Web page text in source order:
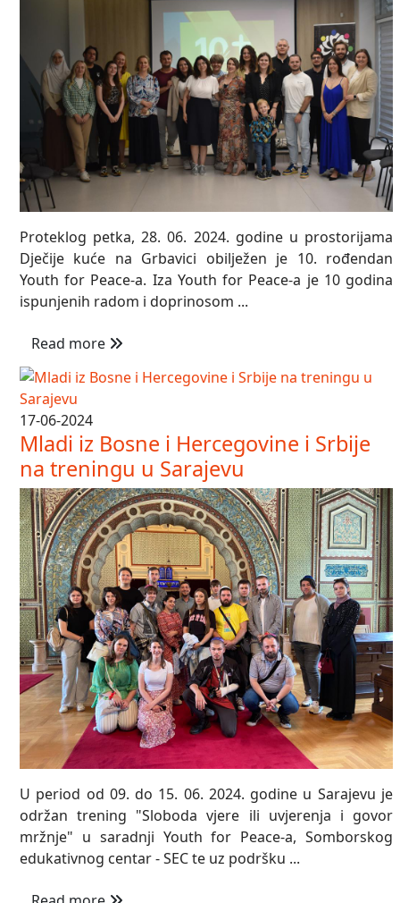
Proteklog petka, 28. 06. 2024. godine u prostorijama
Dječije kuće na Grbavici obilježen je 10. rođendan
Youth for Peace-a. Iza Youth for Peace-a je 10 godina
ispunjenih radom i doprinosom ...
Read more
17-06-2024
Mladi iz Bosne i Hercegovine i Srbije
na treningu u Sarajevu
U period od 09. do 15. 06. 2024. godine u Sarajevu je
održan trening "Sloboda vjere ili uvjerenja i govor
mržnje" u saradnji Youth for Peace-a, Somborskog
edukativnog centar - SEC te uz podršku ...